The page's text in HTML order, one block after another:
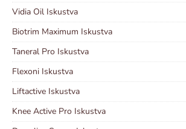
Vidia Oil Iskustva
Biotrim Maximum Iskustva
Taneral Pro Iskustva
Flexoni Iskustva
Liftactive Iskustva
Knee Active Pro Iskustva